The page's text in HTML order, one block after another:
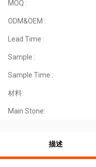
MOQ :
ODM&OEM :
Lead Time :
Sample :
Sample Time :
材料:
Main Stone:
描述